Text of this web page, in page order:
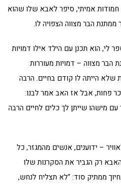
אמיתי, סיפר לאבא שלו שהוא
ממתנת הבר מצווה הצפויה לו.
לי, הוא תכנן עם הילד אילו דמויות
הבר מצווה – דמויות מעוררות
שלא הייתה לו קודם בחיים. הרבה
פחות, אבל אז האב אמר לבנו:
מישהו שייתן לך כלים לחיים הרבה
– ידוענים, אנשים מהמגזר, כל
רק הגביר את הסקרנות שלו
ממתיק סוד: "לא תצליח לנחש,